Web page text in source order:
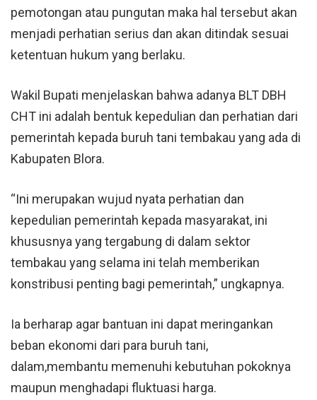
pemotongan atau pungutan maka hal tersebut akan
menjadi perhatian serius dan akan ditindak sesuai
ketentuan hukum yang berlaku.
Wakil Bupati menjelaskan bahwa adanya BLT DBH
CHT ini adalah bentuk kepedulian dan perhatian dari
pemerintah kepada buruh tani tembakau yang ada di
Kabupaten Blora.
“Ini merupakan wujud nyata perhatian dan
kepedulian pemerintah kepada masyarakat, ini
khususnya yang tergabung di dalam sektor
tembakau yang selama ini telah memberikan
konstribusi penting bagi pemerintah,” ungkapnya.
Ia berharap agar bantuan ini dapat meringankan
beban ekonomi dari para buruh tani,
dalam,membantu memenuhi kebutuhan pokoknya
maupun menghadapi fluktuasi harga.